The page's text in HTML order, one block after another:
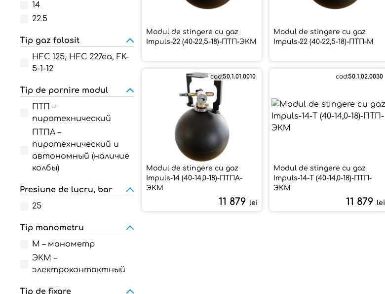
14
22.5
Tip gaz folosit
HFC 125, HFC 227ea, FK-
5-1-12
Tip de pornire modul
ПТП –
пиротехнический
ПТПА –
пиротехнический и
автономный (наличие
колбы)
Presiune de lucru, bar
25
Tip manometru
М – манометр
ЭКМ –
электроконтактный
Tip de fixare
Modul de stingere cu gaz
Impuls-22 (40-22,5-18)-ПТП-ЭКМ
Modul de stingere cu gaz
Impuls-22 (40-22,5-18)-ПТП-М
cod:50.1.01.0010
Modul de stingere cu gaz
Impuls-14 (40-14,0-18)-ПТПА-
ЭКМ
11 879 lei
cod:50.1.02.0030
Modul de stingere cu gaz
Impuls-14-Т (40-14,0-18)-ПТП-
ЭКМ
11 879 lei